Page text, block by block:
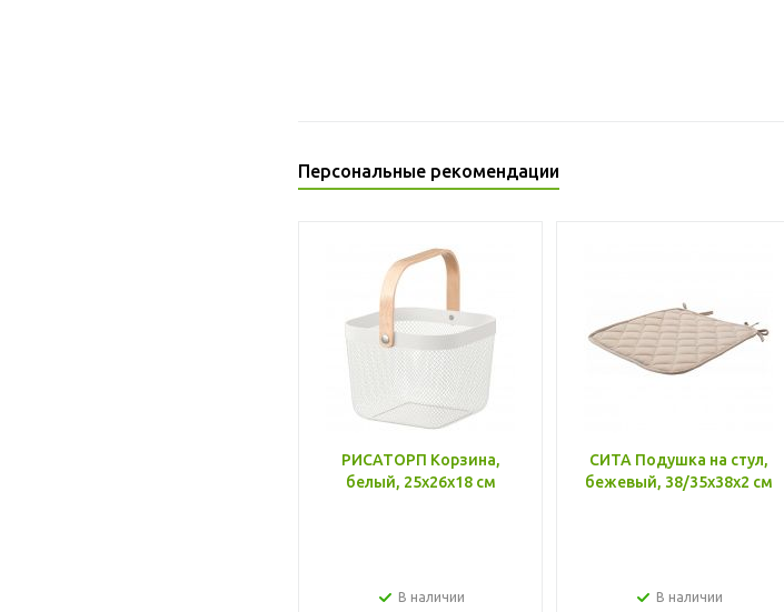
Персональные рекомендации
РИСАТОРП Корзина,
белый, 25x26x18 см
В наличии
СИТА Подушка на стул,
бежевый, 38/35x38x2 см
В наличии